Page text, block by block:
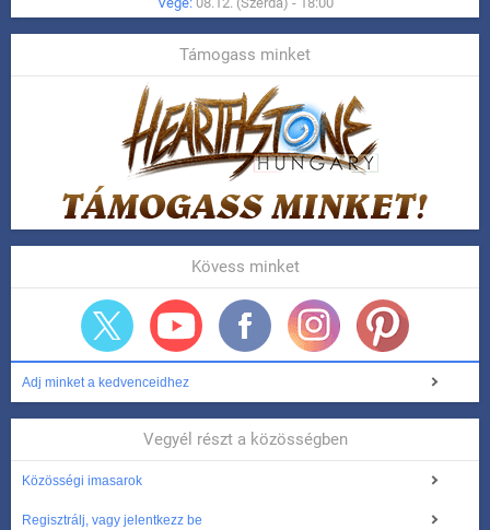
Támogass minket
Kövess minket
Adj minket a kedvenceidhez
Vegyél részt a közösségben
Közösségi imasarok
Regisztrálj, vagy jelentkezz be